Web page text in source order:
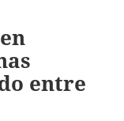
entre